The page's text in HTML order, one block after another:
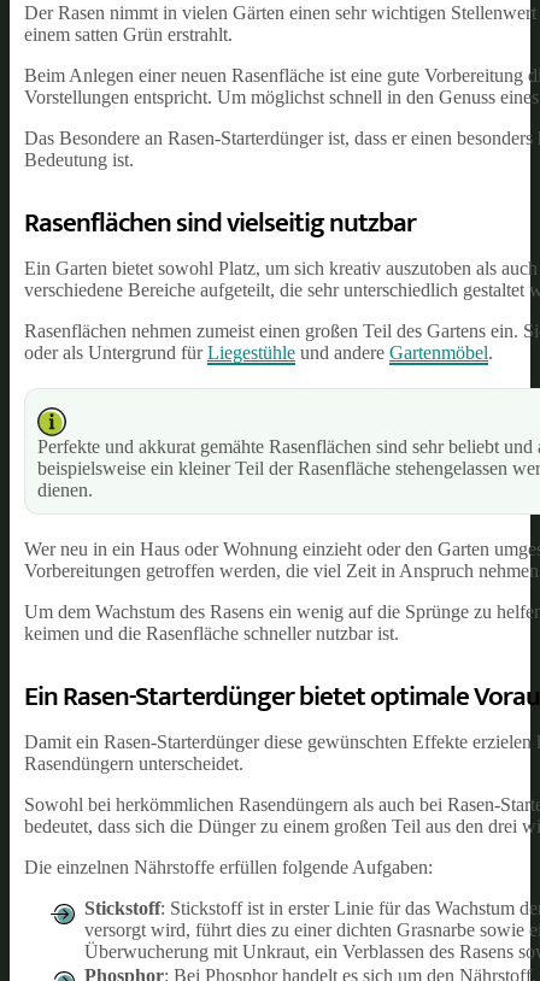
Der Rasen nimmt in vielen Gärten einen sehr wichtigen
einem satten Grün erstrahlt.
Beim Anlegen einer neuen Rasenfläche ist eine gute Vorbereitung
Vorstellungen entspricht. Um möglichst schnell in den Genuss
Das Besondere an Rasen-Starterdünger ist, dass er einen
Bedeutung ist.
Rasenflächen sind vielseitig nutzbar
Ein Garten bietet sowohl Platz, um sich kreativ auszutoben als
verschiedene Bereiche aufgeteilt, die sehr unterschiedlich gestaltet
Rasenflächen nehmen zumeist einen großen Teil des Gartens
oder als Untergrund fürLiegestühle und andere Gartenmöbel.
Perfekte und akkurat gemähte Rasenflächen sind sehr beliebt
beispielsweise ein kleiner Teil der Rasenfläche stehengelassen
dienen.
Wer neu in ein Haus oder Wohnung einzieht oder den Garten
Vorbereitungen getroffen werden, die viel Zeit in Anspruch
Um dem Wachstum des Rasens ein wenig auf die Sprünge zu
keimen und die Rasenfläche schneller nutzbar ist.
Ein Rasen-Starterdünger bietet optimale
Damit ein Rasen-Starterdünger diese gewünschten Effekte
Rasendüngern unterscheidet.
Sowohl bei herkömmlichen Rasendüngern als auch bei Rasen-
bedeutet, dass sich die Dünger zu einem großen Teil aus den drei
Die einzelnen Nährstoffe erfüllen folgende Aufgaben:
Stickstoff: Stickstoff ist in erster Linie für das Wachstum
versorgt wird, führt dies zu einer dichten Grasnarbe sowie
Überwucherung mit Unkraut, ein Verblassen des Rasens
Phosphor: Bei Phosphor handelt es sich um den